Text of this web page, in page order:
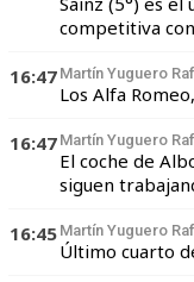
competitiva
16:47 Martín Yuguero
Los Alfa
16:47 Martín Yuguero
El coche de
siguen
16:45 Martín Yuguero
Último cuarto